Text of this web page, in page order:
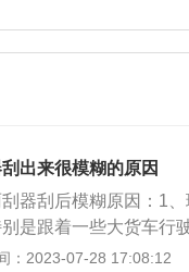
出来很模糊的原因
器刮后模糊原因：1
是跟着一些大货车行
物慢慢附着到前挡风
：2023-07-28 17:08:12